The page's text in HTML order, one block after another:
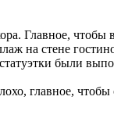
Главное,
на стене
были
главное,